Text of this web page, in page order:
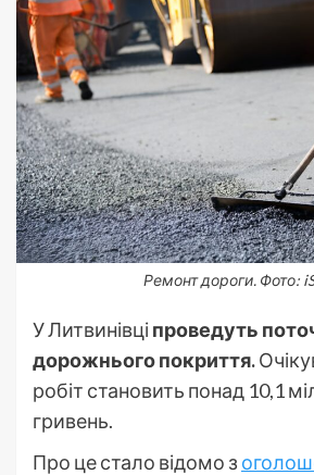
Ремонт дороги. Фото:
У Литвинівці проведуть
дорожнього покриття.
робіт становить понад 10,1
гривень.
Про це стало відомо з